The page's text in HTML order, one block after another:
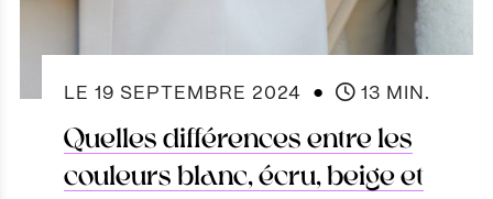
LE 19 SEPTEMBRE 2024 ● 13 MIN.
Quelles différences entre les
couleurs blanc, écru, beige et